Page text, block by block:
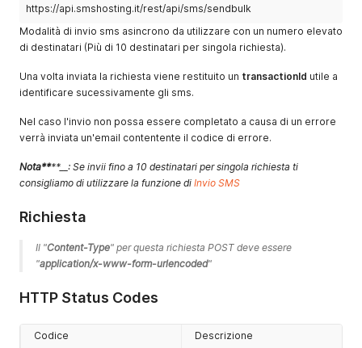
https://api.smshosting.it/rest/api/sms/sendbulk
Modalità di invio sms asincrono da utilizzare con un numero elevato
di destinatari (Più di 10 destinatari per singola richiesta).
Una volta inviata la richiesta viene restituito un transactionId utile a
identificare sucessivamente gli sms.
Nel caso l'invio non possa essere completato a causa di un errore
verrà inviata un'email contentente il codice di errore.
Nota****__: Se invii fino a 10 destinatari per singola richiesta ti
consigliamo di utilizzare la funzione di Invio SMS
Richiesta
Il "Content-Type" per questa richiesta POST deve essere
"application/x-www-form-urlencoded"
HTTP Status Codes
Codice Descrizione